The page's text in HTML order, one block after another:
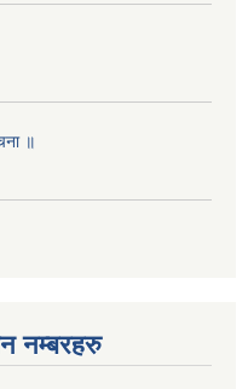
॥
नम्बरहरु